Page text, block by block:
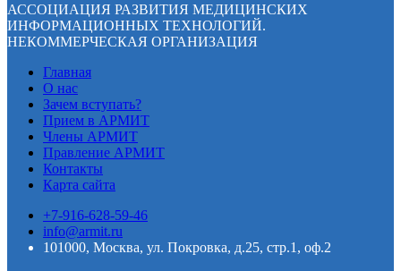
АССОЦИАЦИЯ РАЗВИТИЯ МЕДИЦИНСКИХ
ИНФОРМАЦИОННЫХ ТЕХНОЛОГИЙ.
НЕКОММЕРЧЕСКАЯ ОРГАНИЗАЦИЯ
Главная
О нас
Зачем вступать?
Прием в АРМИТ
Члены АРМИТ
Правление АРМИТ
Контакты
Карта сайта
+7-916-628-59-46
info@armit.ru
101000, Москва, ул. Покровка, д.25, стр.1, оф.2